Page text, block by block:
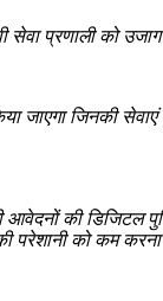
प्रणाली को
जाएगा जिनकी
की डिजिटल
परेशानी को कम